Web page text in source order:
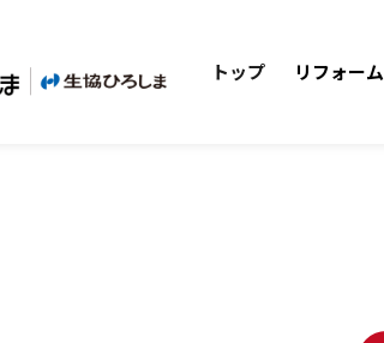
トップ リフォーム